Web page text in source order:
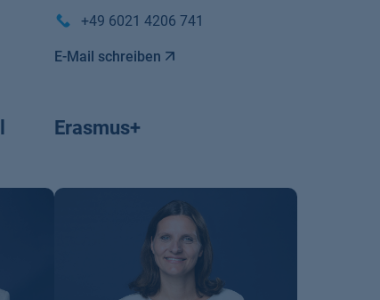
+49 6021 4206 741
E-Mail schreiben
Erasmus+